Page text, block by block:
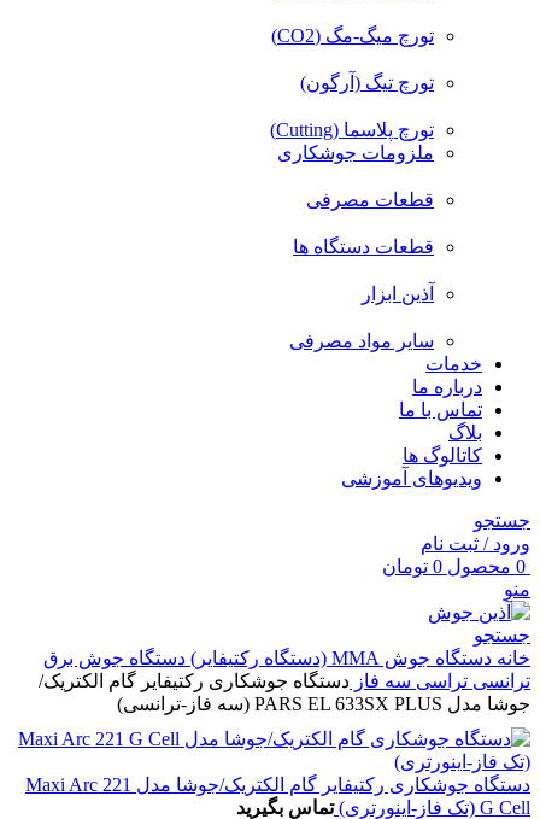
تورچ میگ-مگ (CO2)
تورچ تیگ (آرگون)
تورچ پلاسما (Cutting)
ملزومات جوشکاری
قطعات مصرفی
قطعات دستگاه ها
آذین ابزار
سایر مواد مصرفی
خدمات
درباره ما
تماس با ما
بلاگ
کاتالوگ ها
ویدیوهای آموزشی
جستجو
ورود / ثبت نام
0 محصول 0 تومان
منو
جستجو
خانه دستگاه جوش MMA (دستگاه رکتیفایر)
دستگاه جوش برق
ترانسی تراسی سه فاز دستگاه جوشکاری رکتیفایر گام الکتریک/
جوشا مدل PARS EL 633SX PLUS (سه فاز-ترانسی)
دستگاه جوشکاری رکتیفایر گام الکتریک/جوشا مدل Maxi Arc 221
G Cell (تک فاز-اینورتری)
تماس بگیرید